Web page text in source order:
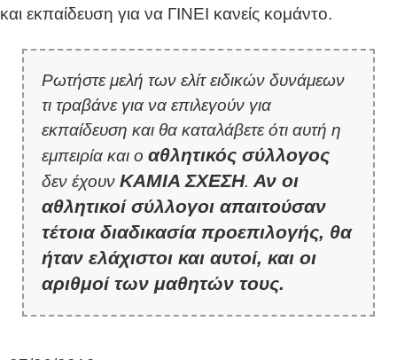
και εκπαίδευση για να ΓΙΝΕΙ κανείς κομάντο.
Ρωτήστε μελή των ελίτ ειδικών δυνάμεων
τι τραβάνε για να επιλεγούν για
εκπαίδευση και θα καταλάβετε ότι αυτή η
εμπειρία και ο αθλητικός σύλλογος
δεν έχουν ΚΑΜΙΑ ΣΧΕΣΗ.Αν οι
αθλητικοί σύλλογοι απαιτούσαν
τέτοια διαδικασία προεπιλογής, θα
ήταν ελάχιστοι και αυτοί, και οι
αριθμοί των μαθητών τους.